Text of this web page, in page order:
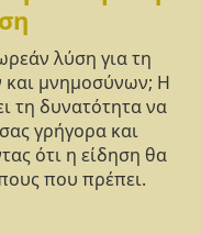
λύση για τη
και μνημοσύνων; Η
τη δυνατότητα να
γρήγορα και
ότι η είδηση θα
που πρέπει.